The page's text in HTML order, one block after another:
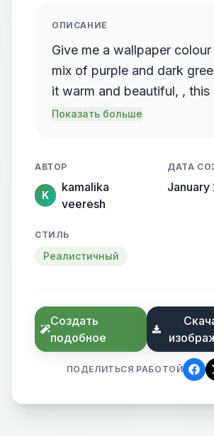
ОПИСАНИЕ
Give me a wallpaper
mix of purple and dark
it warm and beautiful, , this
background, you can add
beautiful to look at
Показать больше
АВТОР
K
kamalika
veeresh
ДАТА
СТИЛЬ
Реалистичный
Создать
подобное
ПОДЕЛИТЬСЯ РАБОТОЙ